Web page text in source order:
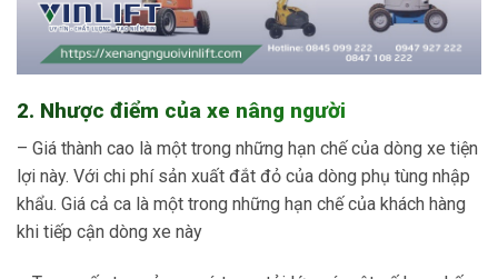
2. Nhược điểm của xe nâng người
– Giá thành cao là một trong những hạn chế của dòng xe tiện
lợi này. Với chi phí sản xuất đắt đỏ của dòng phụ tùng nhập
khẩu. Giá cả ca là một trong những hạn chế của khách hàng
khi tiếp cận dòng xe này